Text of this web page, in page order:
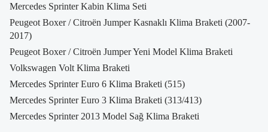
Mercedes Sprinter Kabin Klima Seti
Peugeot Boxer / Citroën Jumper Kasnaklı Klima Braketi (2007-
2017)
Peugeot Boxer / Citroën Jumper Yeni Model Klima Braketi
Volkswagen Volt Klima Braketi
Mercedes Sprinter Euro 6 Klima Braketi (515)
Mercedes Sprinter Euro 3 Klima Braketi (313/413)
Mercedes Sprinter 2013 Model Sağ Klima Braketi